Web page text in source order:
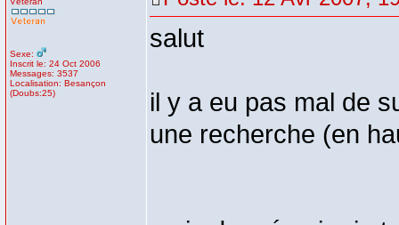
Sexe:
Inscrit le: 24 Oct 2006
Messages: 3537
Localisation: Besançon
(Doubs:25)
salut
il y a eu pas mal de
une recherche (en